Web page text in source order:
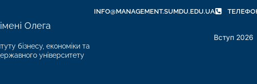
INFO@MANAGEMENT.SUMDU.EDU.UA
Олега
бізнесу, економіки та
університету
Вступ 2026